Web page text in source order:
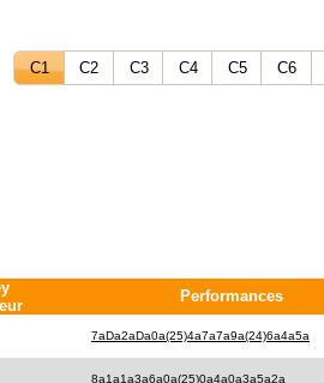
C1 C2 C3 C4 C5 C6
Performances
7aDa2aDa0a(25)4a7a7a9a(24)6a4a5a
8a1a1a3a6a0a(25)0a4a0a3a5a2a